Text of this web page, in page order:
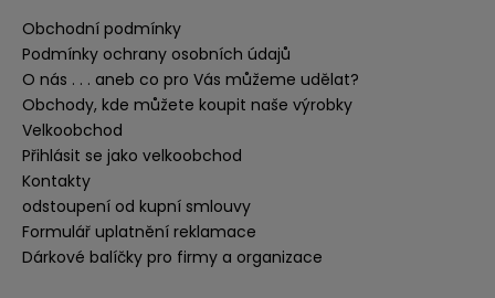
Obchodní podmínky
Podmínky ochrany osobních údajů
O nás . . . aneb co pro Vás můžeme udělat?
Obchody, kde můžete koupit naše výrobky
Velkoobchod
Přihlásit se jako velkoobchod
Kontakty
odstoupení od kupní smlouvy
Formulář uplatnění reklamace
Dárkové balíčky pro firmy a organizace